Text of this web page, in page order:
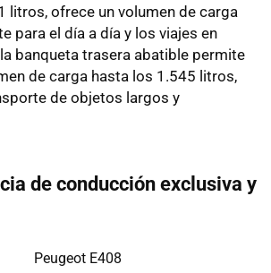
litros, ofrece un volumen de carga
para el día a día y los viajes en
banqueta trasera abatible permite
de carga hasta los 1.545 litros,
de objetos largos y
de conducción exclusiva y